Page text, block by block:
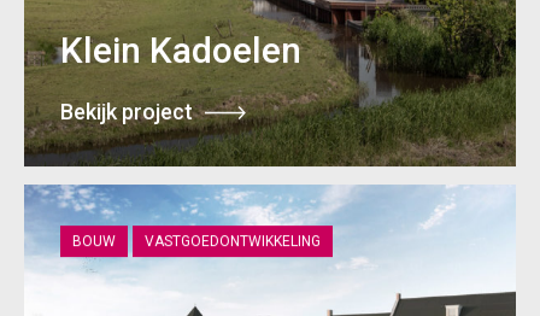
Klein Kadoelen
Bekijk project
BOUW VASTGOEDONTWIKKELING